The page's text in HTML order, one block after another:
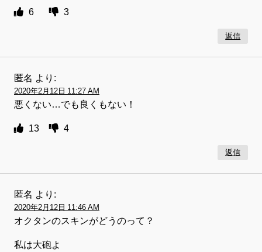
6 3
返信
匿名 より:
2020年2月12日 11:27 AM
悪くない…でも良くもない！
13 4
返信
匿名 より:
2020年2月12日 11:46 AM
オクタンのスキンがどうのって？
私は大砲よ